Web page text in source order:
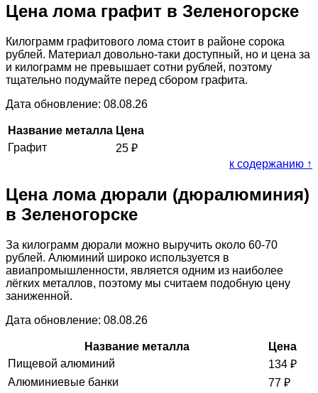
Цена лома графит в Зеленогорске
Килограмм графитового лома стоит в районе сорока
рублей. Материал довольно-таки доступный, но и цена за
и килограмм не превышает сотни рублей, поэтому
тщательно подумайте перед сбором графита.
Дата обновление: 08.08.26
Название металла Цена
Графит
25 ₽
к содержанию ↑
Цена лома дюрали (дюралюминия)
в Зеленогорске
За килограмм дюрали можно выручить около 60-70
рублей. Алюминий широко используется в
авиапромышленности, является одним из наиболее
лёгких металлов, поэтому мы считаем подобную цену
заниженной.
Дата обновление: 08.08.26
Название металла
Цена
Пищевой алюминий
134 ₽
Алюминиевые банки
77 ₽